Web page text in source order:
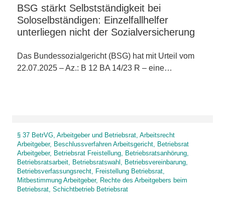
BSG stärkt Selbstständigkeit bei
Soloselbständigen: Einzelfallhelfer
unterliegen nicht der Sozialversicherung
Das Bundessozialgericht (BSG) hat mit Urteil vom
22.07.2025 – Az.: B 12 BA 14/23 R – eine…
§ 37 BetrVG, Arbeitgeber und Betriebsrat, Arbeitsrecht
Arbeitgeber, Beschlussverfahren Arbeitsgericht, Betriebsrat
Arbeitgeber, Betriebsrat Freistellung, Betriebsratsanhörung,
Betriebsratsarbeit, Betriebsratswahl, Betriebsvereinbarung,
Betriebsverfassungsrecht, Freistellung Betriebsrat,
Mitbestimmung Arbeitgeber, Rechte des Arbeitgebers beim
Betriebsrat, Schichtbetrieb Betriebsrat